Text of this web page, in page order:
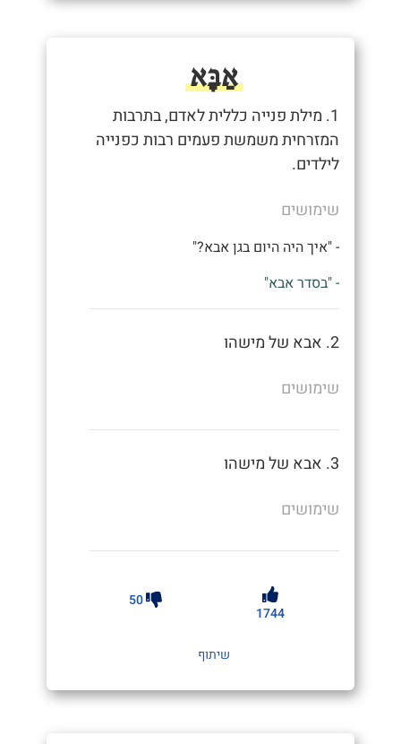
אַבָּא
1. מילת פנייה כללית לאדם, בתרבות
המזרחית משמשת פעמים רבות כפנייה
לילדים.
שימושים
- "איך היה היום בגן אבא?"
- "בסדר אבא"
2. אבא של מישהו
שימושים
3. אבא של מישהו
שימושים
1744
50
שיתוף